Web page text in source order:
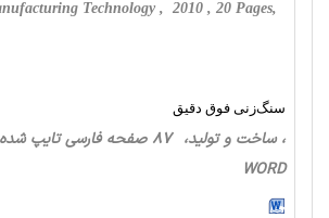
Technology , 2010 , 20 Pages,
سنگ‌زنی فوق دقیق
WORD